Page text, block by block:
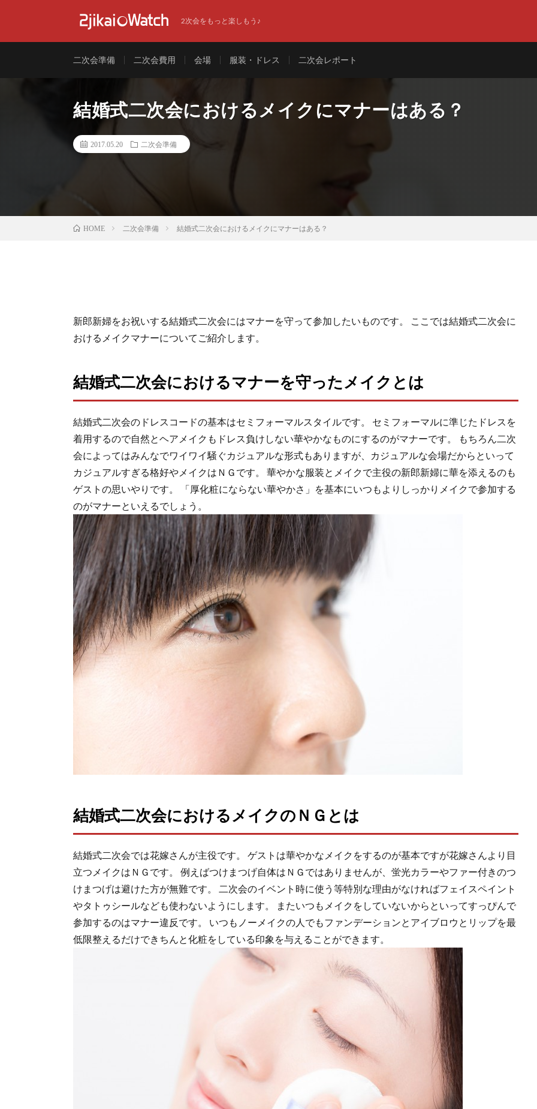
2次会をもっと楽しもう♪
二次会準備 二次会費用 会場 服装・ドレス 二次会レポート
結婚式二次会におけるメイクにマナーはある？
2017.05.20 二次会準備
HOME 二次会準備 結婚式二次会におけるメイクにマナーはある？
新郎新婦をお祝いする結婚式二次会にはマナーを守って参加したいものです。 ここでは結婚式二次会に
おけるメイクマナーについてご紹介します。
結婚式二次会におけるマナーを守ったメイクとは
結婚式二次会のドレスコードの基本はセミフォーマルスタイルです。 セミフォーマルに準じたドレスを
着用するので自然とヘアメイクもドレス負けしない華やかなものにするのがマナーです。 もちろん二次
会によってはみんなでワイワイ騒ぐカジュアルな形式もありますが、カジュアルな会場だからといって
カジュアルすぎる格好やメイクはＮＧです。 華やかな服装とメイクで主役の新郎新婦に華を添えるのも
ゲストの思いやりです。 「厚化粧にならない華やかさ」を基本にいつもよりしっかりメイクで参加する
のがマナーといえるでしょう。
結婚式二次会におけるメイクのＮＧとは
結婚式二次会では花嫁さんが主役です。 ゲストは華やかなメイクをするのが基本ですが花嫁さんより目
立つメイクはＮＧです。 例えばつけまつげ自体はＮＧではありませんが、蛍光カラーやファー付きのつ
けまつげは避けた方が無難です。 二次会のイベント時に使う等特別な理由がなければフェイスペイント
やタトゥシールなども使わないようにします。 またいつもメイクをしていないからといってすっぴんで
参加するのはマナー違反です。 いつもノーメイクの人でもファンデーションとアイブロウとリップを最
低限整えるだけできちんと化粧をしている印象を与えることができます。